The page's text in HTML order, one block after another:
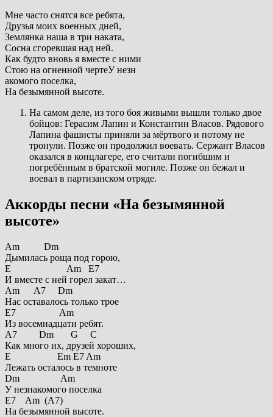
Мне часто снятся все ребята,
Друзья моих военных дней,
Землянка наша в три наката,
Сосна сгоревшая над ней.
Как будто вновь я вместе с ними
Стою на огненной чертеУ незн
акомого поселка,
На безымянной высоте.
На самом деле, из того боя живыми вышли только двое
бойцов: Герасим Лапин и Константин Власов. Рядового
Лапина фашисты приняли за мёртвого и потому не
тронули. Позже он продолжил воевать. Сержант Власов
оказался в концлагере, его считали погибшим и
погребённым в братской могиле. Позже он бежал и
воевал в партизанском отряде.
Аккорды песни «На безымянной
высоте»
Am Dm
Дымилась роща под горою,
E Am E7
И вместе с ней горел закат…
Am A7 Dm
Нас оставалось только трое
E7 Am
Из восемнадцати ребят.
A7 Dm G C
Как много их, друзей хороших,
E Em E7 Am
Лежать осталось в темноте
Dm Am
У незнакомого поселка
E7 Am (A7)
На безымянной высоте.